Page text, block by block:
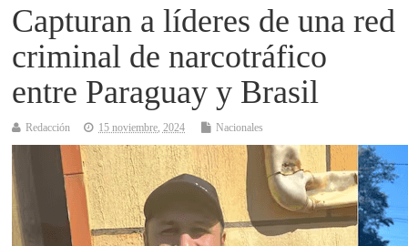
Capturan a líderes de una red
criminal de narcotráfico
entre Paraguay y Brasil
Redacción 15 noviembre, 2024 Nacionales